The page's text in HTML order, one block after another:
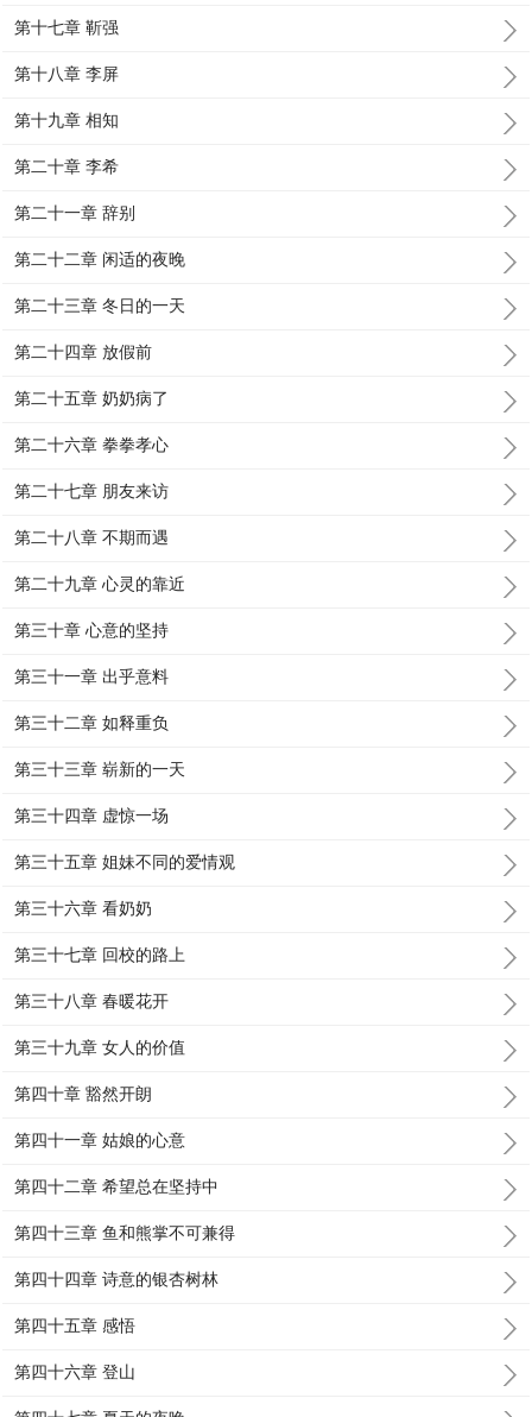
第十七章 靳强
第十八章 李屏
第十九章 相知
第二十章 李希
第二十一章 辞别
第二十二章 闲适的夜晚
第二十三章 冬日的一天
第二十四章 放假前
第二十五章 奶奶病了
第二十六章 拳拳孝心
第二十七章 朋友来访
第二十八章 不期而遇
第二十九章 心灵的靠近
第三十章 心意的坚持
第三十一章 出乎意料
第三十二章 如释重负
第三十三章 崭新的一天
第三十四章 虚惊一场
第三十五章 姐妹不同的爱情观
第三十六章 看奶奶
第三十七章 回校的路上
第三十八章 春暖花开
第三十九章 女人的价值
第四十章 豁然开朗
第四十一章 姑娘的心意
第四十二章 希望总在坚持中
第四十三章 鱼和熊掌不可兼得
第四十四章 诗意的银杏树林
第四十五章 感悟
第四十六章 登山